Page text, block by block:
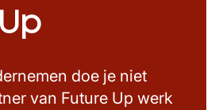
doe je niet
van Future Up werk